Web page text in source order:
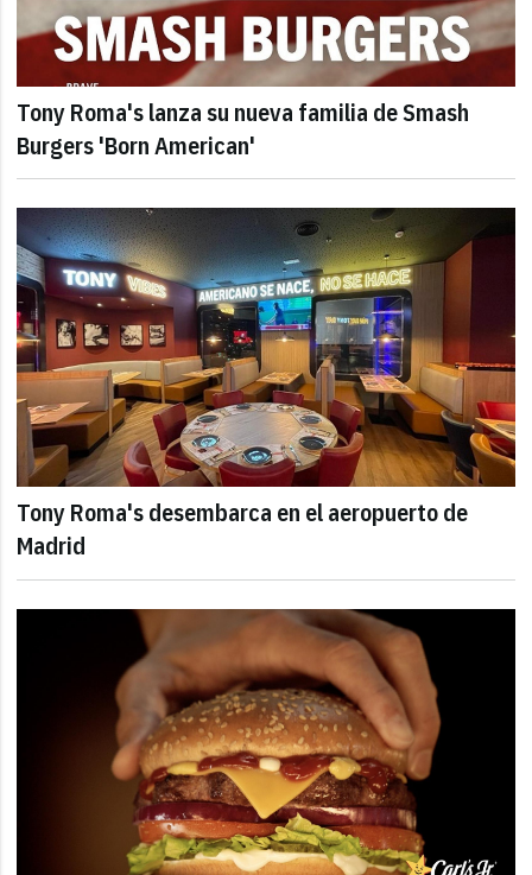
Tony Roma's lanza su nueva familia de Smash
Burgers 'Born American'
Tony Roma's desembarca en el aeropuerto de
Madrid